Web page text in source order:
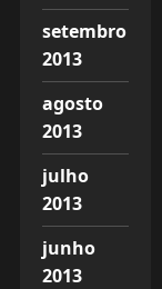
setembro
2013
agosto
2013
julho
2013
junho
2013